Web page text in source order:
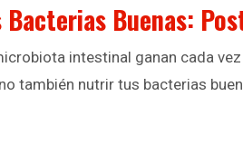
Buenas:
intestinal ganan cada
también nutrir tus bacterias